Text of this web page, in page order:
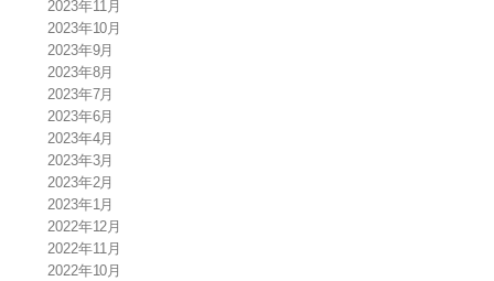
2023年11月
2023年10月
2023年9月
2023年8月
2023年7月
2023年6月
2023年4月
2023年3月
2023年2月
2023年1月
2022年12月
2022年11月
2022年10月